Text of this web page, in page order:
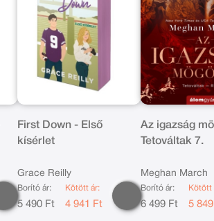
First Down - Első
kísérlet
Grace Reilly
Borító ár:
5 490 Ft
Kötött ár:
4 941 Ft
Az igazság
Tetováltak 7.
Meghan March
Borító ár:
6 499 Ft
Kötött
5